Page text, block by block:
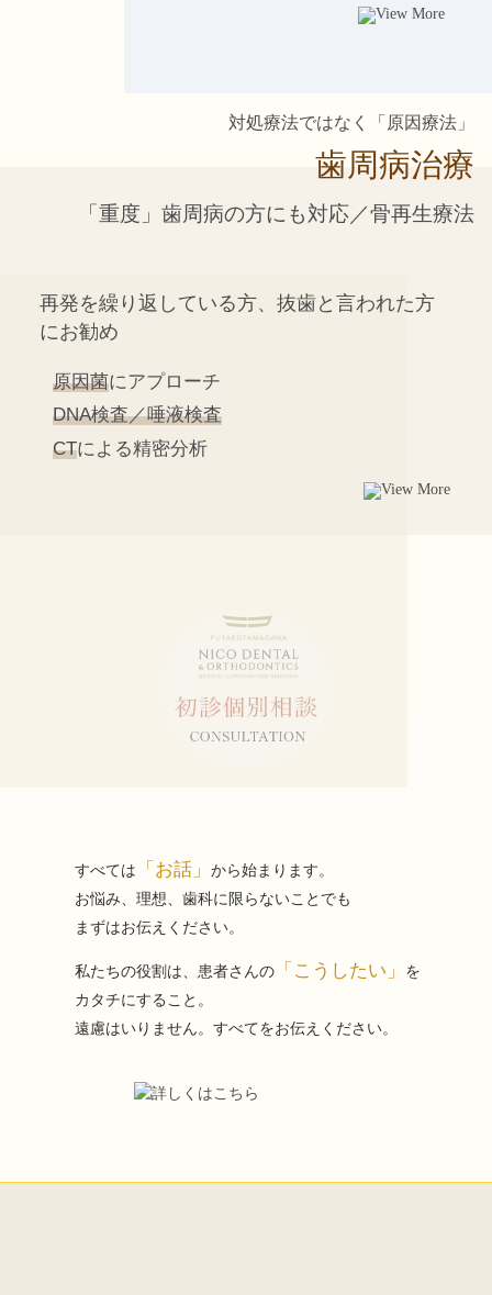
対処療法ではなく「原因療法」
歯周病治療
「重度」歯周病の方にも対応／骨再生療法
再発を繰り返している方、抜歯と言われた方
にお勧め
原因菌にアプローチ
DNA検査／唾液検査
CTによる精密分析
すべては 「お話」から始まります。
お悩み、理想、歯科に限らないことでも
まずはお伝えください。
私たちの役割は、患者さんの 「こうしたい」
を
カタチにすること。
遠慮はいりません。すべてをお伝えください。